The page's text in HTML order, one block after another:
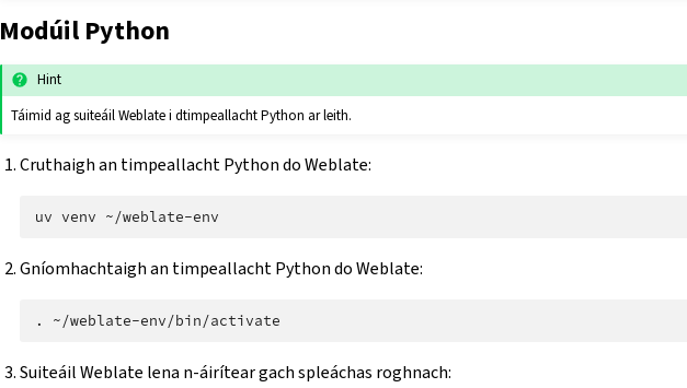
Modúil Python
Hint
Táimid ag suiteáil Weblate i dtimpeallacht Python ar leith.
Cruthaigh an timpeallacht Python do Weblate:
uv venv
Gníomhachtaigh an timpeallacht Python do Weblate:
.
Suiteáil Weblate lena n-áirítear gach spleáchas roghnach: